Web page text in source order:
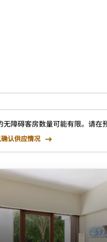
无障碍客房数量可能有限。请在
认供应情况